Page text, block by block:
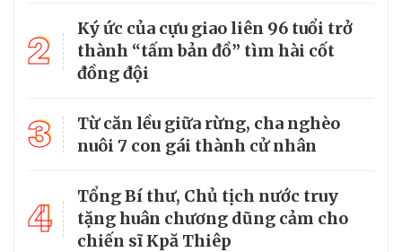
2
Ký ức của cựu giao liên 96 tuổi trở
thành “tấm bản đồ” tìm hài cốt
đồng đội
3
Từ căn lều giữa rừng, cha nghèo
nuôi 7 con gái thành cử nhân
4
Tổng Bí thư, Chủ tịch nước truy
tặng huân chương dũng cảm cho
chiến sĩ Kpă Thiêp